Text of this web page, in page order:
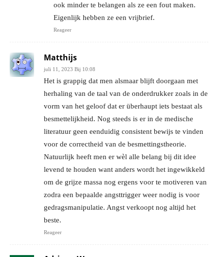
ook minder te belangen als ze een fout maken.
Eigenlijk hebben ze een vrijbrief.
Reageer
Matthijs
juli 11, 2023 Bij 10:08
Het is grappig dat men alsmaar blijft doorgaan met
herhaling van de taal van de onderdrukker zoals in de
vorm van het geloof dat er überhaupt iets bestaat als
besmettelijkheid. Nog steeds is er in de medische
literatuur geen eenduidig consistent bewijs te vinden
voor de correctheid van de besmettingstheorie.
Natuurlijk heeft men er wèl alle belang bij dit idee
levend te houden want anders wordt het ingewikkeld
om de grijze massa nog ergens voor te motiveren van
zodra een bepaalde angsttrigger weer nodig is voor
gedragsmanipulatie. Angst verkoopt nog altijd het
beste.
Reageer